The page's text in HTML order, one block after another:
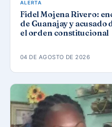
ALERTA
Fidel Mojena Rivero:
de Guanajay y
el orden constitucional
04 DE AGOSTO DE 2026